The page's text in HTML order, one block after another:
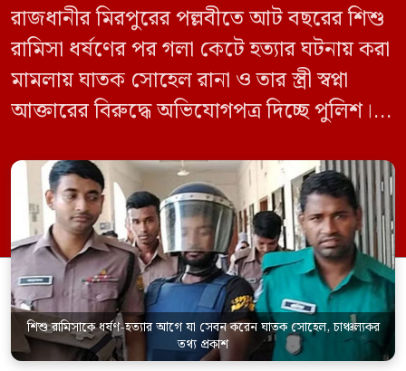
রাজধানীর মিরপুরের পল্লবীতে আট বছরের শিশু
রামিসা ধর্ষণের পর গলা কেটে হত্যার ঘটনায় করা
মামলায় ঘাতক সোহেল রানা ও তার স্ত্রী স্বপ্না
আক্তারের বিরুদ্ধে অভিযোগপত্র দিচ্ছে পুলিশ।
সেবন করেছিলেন বলে জবানবন্দিতে
জানিয়েছেন আসামি। রোববার (২৪ মে) সকালে
মামলার তদন্ত কর্মকর্তা পল্লবী থানার উপ-
পরিদর্শক অহিদুজ্জামান এ তথ্য নিছিত করেন।
তিনি বলেন, […]
শিশু রামিসাকে ধর্ষণ-হত্যার আগে যা সেবন করেন ঘাতক সোহেল, চাঞ্চল্যকর
তথ্য প্রকাশ